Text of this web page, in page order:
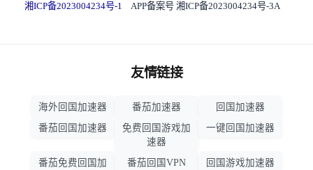
湘ICP备2023004234号-1 APP备案号 湘ICP备2023004234号-3A
友情链接
海外回国加速器 番茄加速器
回国加速器
番茄回国加速器
免费回国游戏加
速器
一键回国加速器
番茄免费回国加
番茄回国VPN 回国游戏加速器